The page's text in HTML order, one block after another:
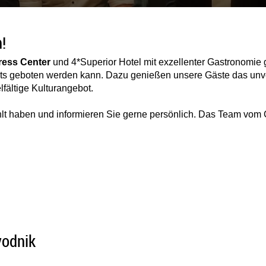
Center und 4*Superior Hotel mit exzellenter
geboten werden kann. Dazu genießen unsere Gäste das
Kulturangebot.
haben und informieren Sie gerne persönlich. Das Team